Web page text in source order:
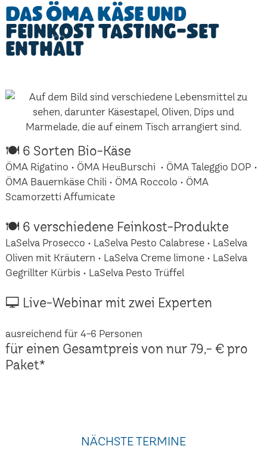
Das ÖMA Käse und
Feinkost Tasting-Set
enthält
🍽 6 Sorten Bio-Käse
ÖMA Rigatino • ÖMA HeuBurschi • ÖMA Taleggio DOP •
ÖMA Bauernkäse Chili • ÖMA Roccolo • ÖMA
Scamorzetti Affumicate
🍽 6 verschiedene Feinkost-Produkte
LaSelva Prosecco • LaSelva Pesto Calabrese • LaSelva
Oliven mit Kräutern • LaSelva Creme limone • LaSelva
Gegrillter Kürbis • LaSelva Pesto Trüffel
🖵 Live-Webinar mit zwei Experten
ausreichend für 4-6 Personen
für einen Gesamtpreis von nur 79,- € pro
Paket*
NÄCHSTE TERMINE